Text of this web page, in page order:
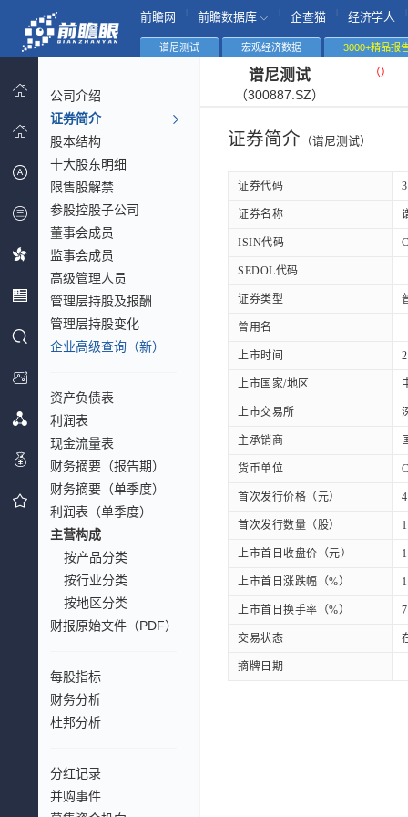
前瞻网 前瞻数据库 企查猫 经济学人
谱尼测试 宏观经济数据 3000+精品报
公司介绍
证券简介
股本结构
十大股东明细
限售股解禁
参股控股子公司
董事会成员
监事会成员
高级管理人员
管理层持股及报酬
管理层持股变化
企业高级查询（新）
资产负债表
利润表
现金流量表
财务摘要（报告期）
财务摘要（单季度）
利润表（单季度）
主营构成
按产品分类
按行业分类
按地区分类
财报原始文件（PDF）
每股指标
财务分析
杜邦分析
分红记录
并购事件
谱尼测试
（300887.SZ）
（）
证券简介 （谱尼测试）
证券代码
证券名称
ISIN代码
SEDOL代码
证券类型
曾用名
上市时间
上市国家/地区
上市交易所
主承销商
货币单位
首次发行价格（元）
首次发行数量（股）
上市首日收盘价（元）
上市首日涨跌幅（%）
上市首日换手率（%）
交易状态
摘牌日期